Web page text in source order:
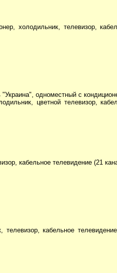
холодильник, телевизор,
одноместный с
цветной телевизор,
кабельное телевидение (21
кабельное